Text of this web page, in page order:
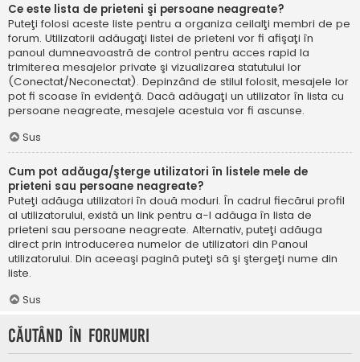
Ce este lista de prieteni şi persoane neagreate?
Puteţi folosi aceste liste pentru a organiza ceilalţi membri de pe
forum. Utilizatorii adăugaţi listei de prieteni vor fi afişaţi în
panoul dumneavoastră de control pentru acces rapid la
trimiterea mesajelor private şi vizualizarea statutului lor
(Conectat/Neconectat). Depinzând de stilul folosit, mesajele lor
pot fi scoase în evidenţă. Dacă adăugaţi un utilizator în lista cu
persoane neagreate, mesajele acestuia vor fi ascunse.
Sus
Cum pot adăuga/şterge utilizatori în listele mele de
prieteni sau persoane neagreate?
Puteţi adăuga utilizatori în două moduri. În cadrul fiecărui profil
al utilizatorului, există un link pentru a-l adăuga în lista de
prieteni sau persoane neagreate. Alternativ, puteţi adăuga
direct prin introducerea numelor de utilizatori din Panoul
utilizatorului. Din aceeaşi pagină puteţi să şi ştergeţi nume din
liste.
Sus
Căutând în forumuri